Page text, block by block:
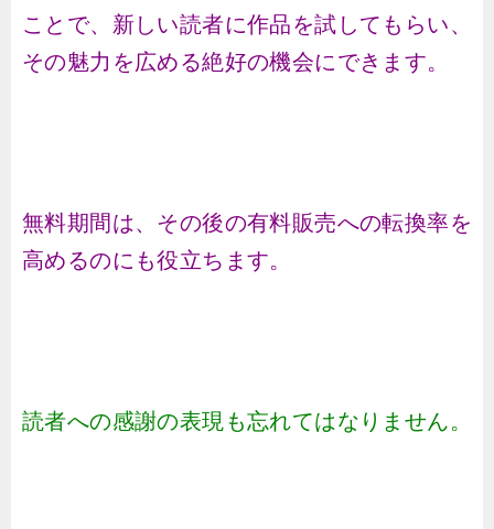
ことで、新しい読者に作品を試してもらい、
その魅力を広める絶好の機会にできます。
無料期間は、その後の有料販売への転換率を
高めるのにも役立ちます。
読者への感謝の表現も忘れてはなりません。